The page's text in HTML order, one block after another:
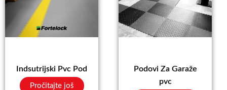
Indsutrijski Pvc Pod
Pročitajte još
Podovi Za Garaže
pvc